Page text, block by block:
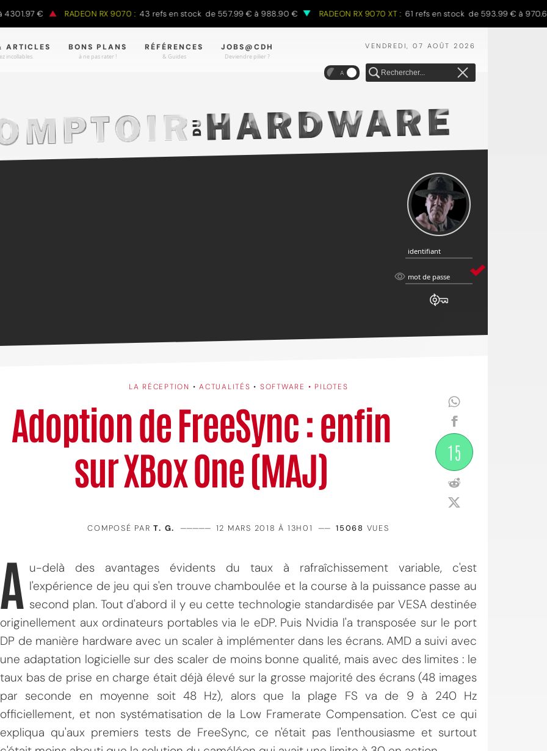
€ RADEON RX 9070 : 43 refs en stock de 557.99 € à 988.90 € RADEON RX 9070 XT : 61 refs en stock de 593.99 € à 970.68 €
VENDREDI, 07 AOÛT 2026
ARTICLES
incollables.
BONS PLANS
à ne pas rater !
RÉFÉRENCES
& Guides
JOBS@CDH
Deviendre pilier ?
A
identifiant
identifiant
mot
mot de passe
LA RÉCEPTION • ACTUALITÉS • SOFTWARE • PILOTES
Adoption de FreeSync : enfin
sur XBox One (MAJ)
15
COMPOSÉ PART. G. ————— 12 MARS 2018 À 13H01 —— 15068 VUES
A u-delà des avantages évidents du taux à rafraîchissement variable, c'est
l'expérience de jeu qui s'en trouve chamboulée et la course à la puissance passe au
second plan. Tout d'abord il y eu cette technologie standardisée par VESA destinée
originellement aux ordinateurs portables via le eDP. Puis Nvidia l'a transposée sur le port
DP de manière hardware avec un scaler à implémenter dans les écrans. AMD a suivi avec
une adaptation logicielle sur des scaler de moins bonne qualité, mais avec des limites : le
taux bas de prise en charge était déjà élevé sur la grosse majorité des écrans (48 images
par seconde en moyenne soit 48 Hz), alors que la plage FS va de 9 à 240 Hz
officiellement, et non systématisation de la Low Framerate Compensation. C'est ce qui
expliqua qu'aux premiers tests de FreeSync, ce n'était pas l'enthousiasme et surtout